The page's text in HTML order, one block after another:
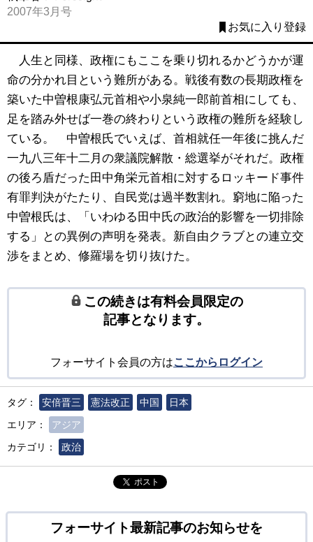
2007年3月号
お気に入り登録
人生と同様、政権にもここを乗り切れるかどうかが運
命の分かれ目という難所がある。戦後有数の長期政権を
築いた中曽根康弘元首相や小泉純一郎前首相にしても、
足を踏み外せば一巻の終わりという政権の難所を経験し
ている。 中曽根氏でいえば、首相就任一年後に挑んだ
一九八三年十二月の衆議院解散・総選挙がそれだ。政権
の後ろ盾だった田中角栄元首相に対するロッキード事件
有罪判決がたたり、自民党は過半数割れ。窮地に陥った
中曽根氏は、「いわゆる田中氏の政治的影響を一切排除
する」との異例の声明を発表。新自由クラブとの連立交
渉をまとめ、修羅場を切り抜けた。
この続きは有料会員限定の
記事となります。
フォーサイト会員の方はここからログイン
タグ： 安倍晋三 憲法改正 中国
日本
エリア：
アジア
カテゴリ：
政治
ポスト
フォーサイト最新記事のお知らせを